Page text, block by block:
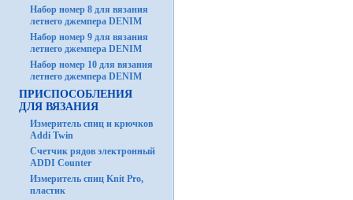
Набор номер 8 для вязания
летнего джемпера DENIM
Набор номер 9 для вязания
летнего джемпера DENIM
Набор номер 10 для вязания
летнего джемпера DENIM
ПРИСПОСОБЛЕНИЯ
ДЛЯ ВЯЗАНИЯ
Измеритель спиц и крючков
Addi Twin
Счетчик рядов электронный
ADDI Counter
Измеритель спиц Knit Pro,
пластик